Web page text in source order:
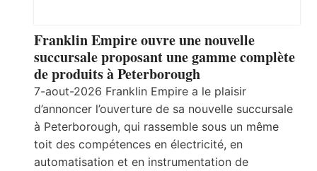
Franklin Empire ouvre une nouvelle
succursale proposant une gamme complète
de produits à Peterborough
7-aout-2026 Franklin Empire a le plaisir
d’annoncer l’ouverture de sa nouvelle succursale
à Peterborough, qui rassemble sous un même
toit des compétences en électricité, en
automatisation et en instrumentation de